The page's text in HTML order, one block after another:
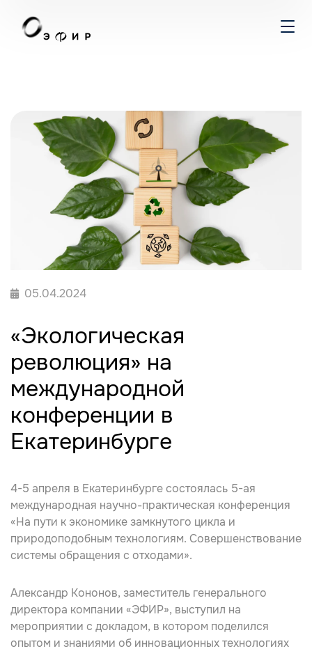
05.04.2024
«Экологическая
революция» на
международной
конференции в
Екатеринбурге
4-5 апреля в Екатеринбурге состоялась 5-ая
международная научно-практическая конференция
«На пути к экономике замкнутого цикла и
природоподобным технологиям. Совершенствование
системы обращения с отходами».
Александр Кононов, заместитель генерального
директора компании «ЭФИР», выступил на
мероприятии с докладом, в котором поделился
опытом и знаниями об инновационных технологиях